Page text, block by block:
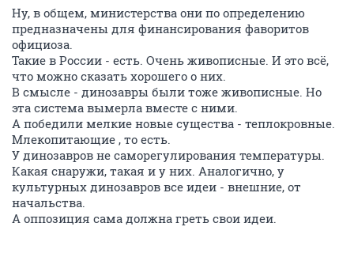
Ну, в общем, министерства они по определению
предназначены для финансирования фаворитов
официоза.
Такие в России - есть. Очень живописные. И это всё,
что можно сказать хорошего о них.
В смысле - динозавры были тоже живописные. Но
эта система вымерла вместе с ними.
А победили мелкие новые существа - теплокровные.
Млекопитающие , то есть.
У динозавров не саморегулирования температуры.
Какая снаружи, такая и у них. Аналогично, у
культурных динозавров все идеи - внешние, от
начальства.
А оппозиция сама должна греть свои идеи.